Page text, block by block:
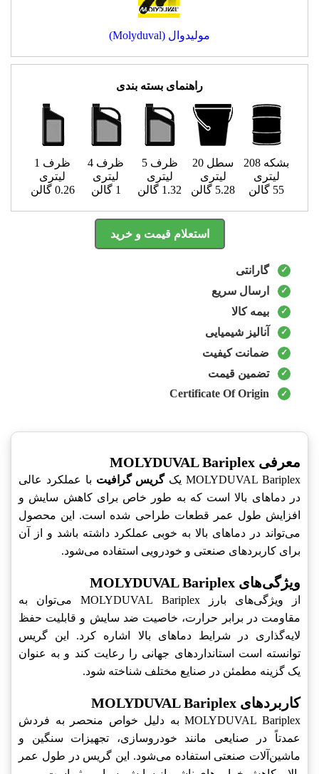
مولیدوال (Molyduval)
راهنمای بسته بندی
بشکه 208
لیتری
55 گالن
سطل 20
لیتری
5.28 گالن
ظرف 5
لیتری
1.32 گالن
ظرف 4
لیتری
1 گالن
ظرف 1
لیتری
0.26 گالن
استعلام قیمت و خرید
گارانتی
ارسال سریع
بیمه کالا
آنالیز شیمیایی
ضمانت کیفیت
تضمین قیمت
Certificate Of Origin
معرفی MOLYDUVAL Bariplex
MOLYDUVAL Bariplex یک گریس گرافیت با عملکرد عالی
در دماهای بالا است که به طور خاص برای کاهش سایش و
افزایش طول عمر قطعات طراحی شده است. این محصول
می‌تواند در دماهای بالا به خوبی عملکرد داشته باشد و از آن
برای کاربردهای صنعتی و خودرویی استفاده می‌شود.
ویژگی‌های MOLYDUVAL Bariplex
از ویژگی‌های بارز MOLYDUVAL Bariplex می‌توان به
مقاومت در برابر حرارت، خاصیت ضد سایش و قابلیت حفظ
لایه‌گذاری در شرایط دماهای بالا اشاره کرد. این گریس
توانسته است استانداردهای جهانی را رعایت کند و به عنوان
یک گزینه مطمئن در صنایع مختلف شناخته شود.
کاربردهای MOLYDUVAL Bariplex
MOLYDUVAL Bariplex به دلیل خواص منحصر به فردش
عمدتاً در صنایعی مانند خودروسازی، تجهیزات سنگین و
ماشین‌آلات صنعتی استفاده می‌شود. این گریس در طول عمر